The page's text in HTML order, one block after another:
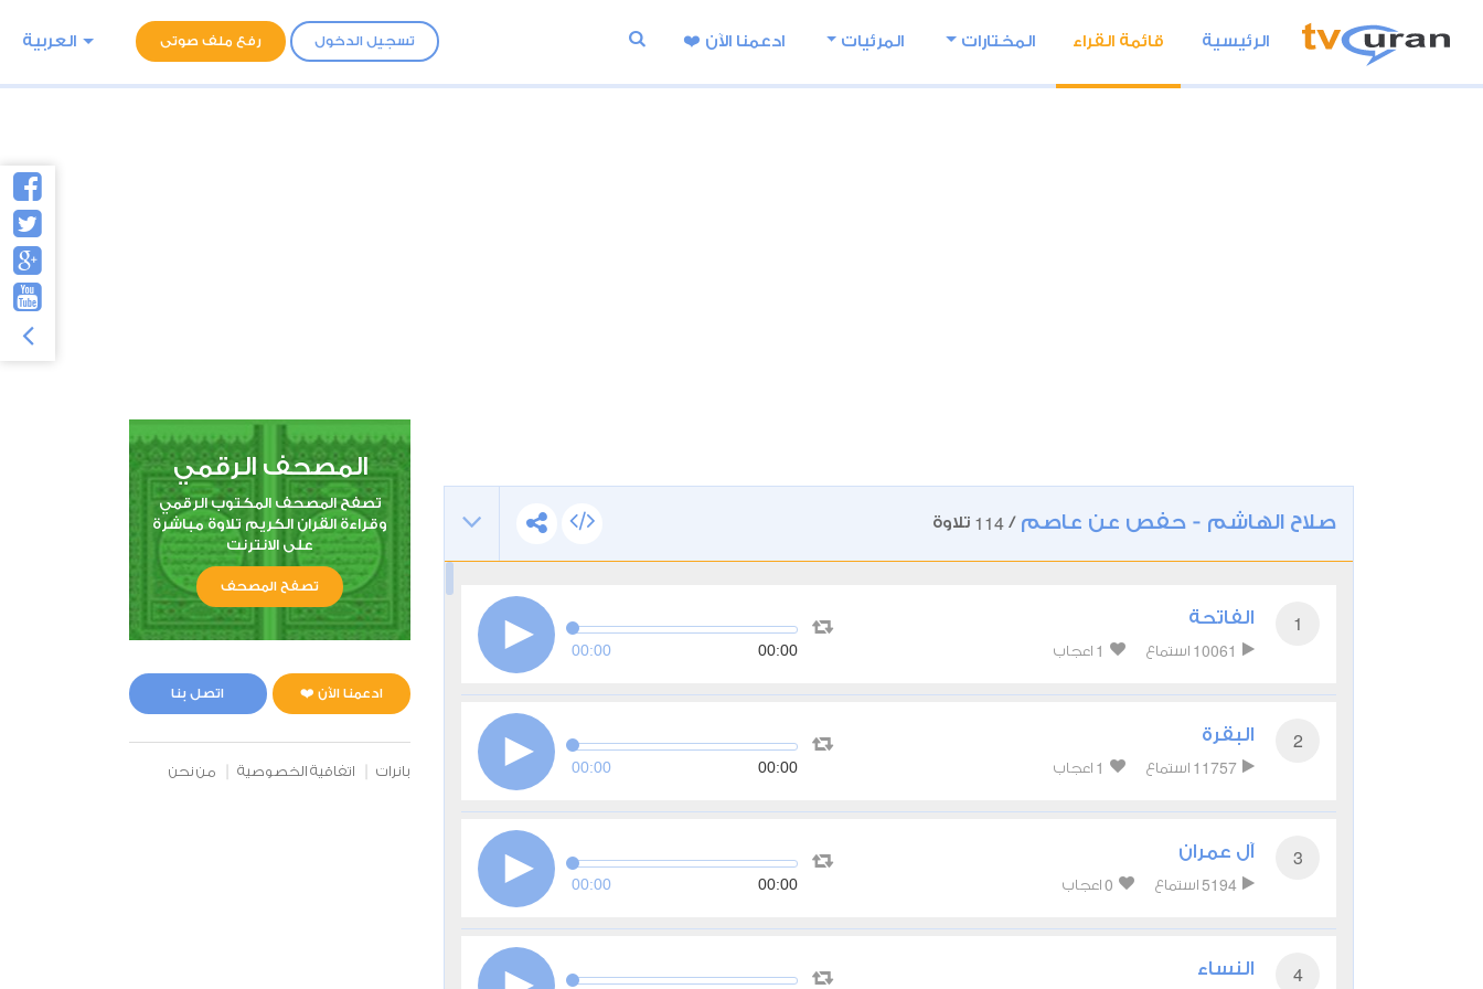
تسجيل الدخول رفع ملف صوتى العربية الرئيسية قائمة القراء المختارات المرئيات ادعمنا اﻵن ❤️
صلاح الهاشم - حفص عن عاصم /
114 تلاوة
1 الفاتحة
10061 استماع 1 اعجاب 00:00 00:00
2 البقرة
11757 استماع 1 اعجاب 00:00 00:00
3 آل عمران
5194 استماع 0 اعجاب 00:00 00:00
4 النساء
المصحف الرقمي
تصفح المصحف المكتوب الرقمي
وقراءة القران الكريم تلاوة مباشرة
على الانترنت
تصفح المصحف
ادعمنا الآن ❤️ اتصل بنا
بانرات اتفاقية الخصوصية من نحن